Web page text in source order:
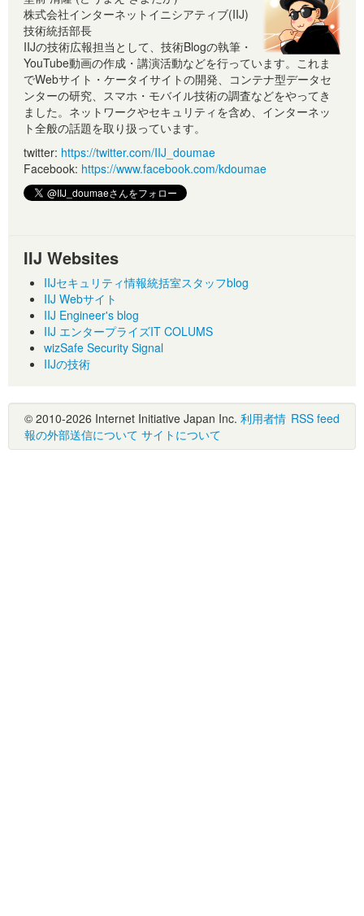
株式会社インターネットイニシアティブ(IIJ)
技術統括部長
IIJの技術広報担当として、技術Blogの執筆・
YouTube動画の作成・講演活動などを行っています。これま
でWebサイト・ケータイサイトの開発、コンテナ型データセ
ンターの研究、スマホ・モバイル技術の調査などをやってき
ました。ネットワークやセキュリティを含め、インターネッ
ト全般の話題を取り扱っています。
twitter: https://twitter.com/IIJ_doumae
Facebook: https://www.facebook.com/kdoumae
IIJ Websites
IIJセキュリティ情報統括室スタッフblog
IIJ Webサイト
IIJ Engineer's blog
IIJ エンタープライズIT COLUMS
wizSafe Security Signal
IIJの技術
RSS feed
© 2010-2026 Internet Initiative Japan Inc. 利用者情
報の外部送信について サイトについて